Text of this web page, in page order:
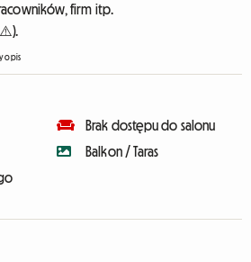
firm itp.
opis
Brak dostępu do salonu
Balkon / Taras